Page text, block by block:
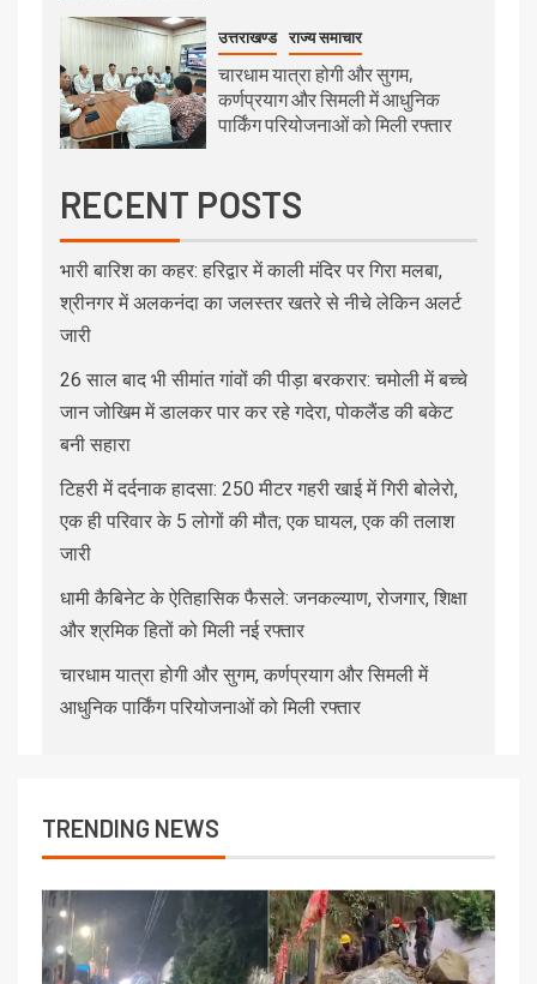
उत्तराखण्ड राज्य समाचार
चारधाम यात्रा होगी और सुगम,
कर्णप्रयाग और सिमली में आधुनिक
पार्किंग परियोजनाओं को मिली रफ्तार
RECENT POSTS
भारी बारिश का कहर: हरिद्वार में काली मंदिर पर गिरा मलबा,
श्रीनगर में अलकनंदा का जलस्तर खतरे से नीचे लेकिन अलर्ट
जारी
26 साल बाद भी सीमांत गांवों की पीड़ा बरकरार: चमोली में बच्चे
जान जोखिम में डालकर पार कर रहे गदेरा, पोकलैंड की बकेट
बनी सहारा
टिहरी में दर्दनाक हादसा: 250 मीटर गहरी खाई में गिरी बोलेरो,
एक ही परिवार के 5 लोगों की मौत; एक घायल, एक की तलाश
जारी
धामी कैबिनेट के ऐतिहासिक फैसले: जनकल्याण, रोजगार, शिक्षा
और श्रमिक हितों को मिली नई रफ्तार
चारधाम यात्रा होगी और सुगम, कर्णप्रयाग और सिमली में
आधुनिक पार्किंग परियोजनाओं को मिली रफ्तार
TRENDING NEWS